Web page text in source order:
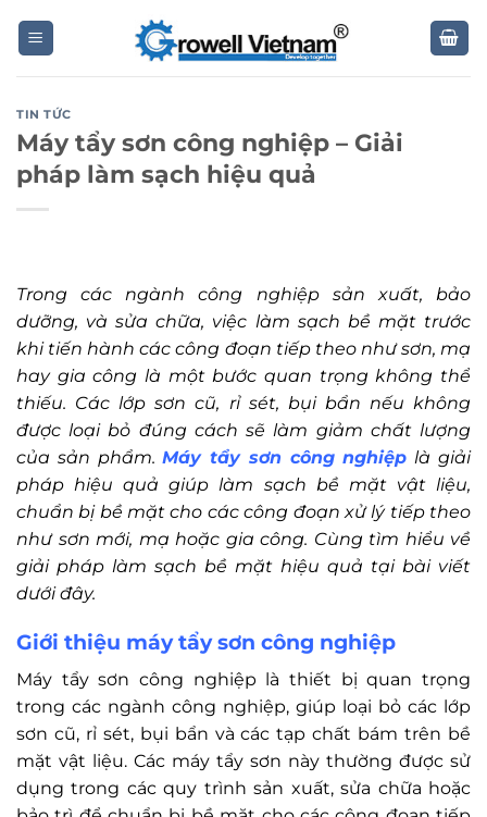
TIN TỨC
Máy tẩy sơn công nghiệp – Giải
pháp làm sạch hiệu quả
Trong các ngành công nghiệp sản xuất, bảo
dưỡng, và sửa chữa, việc làm sạch bề mặt trước
khi tiến hành các công đoạn tiếp theo như sơn, mạ
hay gia công là một bước quan trọng không thể
thiếu. Các lớp sơn cũ, rỉ sét, bụi bẩn nếu không
được loại bỏ đúng cách sẽ làm giảm chất lượng
của sản phẩm.Máy tẩy sơn công nghiệp là giải
pháp hiệu quả giúp làm sạch bề mặt vật liệu,
chuẩn bị bề mặt cho các công đoạn xử lý tiếp theo
như sơn mới, mạ hoặc gia công. Cùng tìm hiểu về
giải pháp làm sạch bề mặt hiệu quả tại bài viết
dưới đây.
Giới thiệu máy tẩy sơn công nghiệp
Máy tẩy sơn công nghiệp là thiết bị quan trọng
trong các ngành công nghiệp, giúp loại bỏ các lớp
sơn cũ, rỉ sét, bụi bẩn và các tạp chất bám trên bề
mặt vật liệu. Các máy tẩy sơn này thường được sử
dụng trong các quy trình sản xuất, sửa chữa hoặc